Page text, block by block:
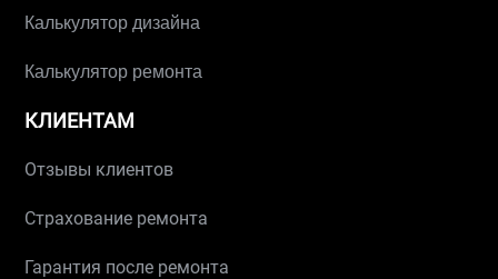
Калькулятор дизайна
Калькулятор ремонта
КЛИЕНТАМ
Отзывы клиентов
Страхование ремонта
Гарантия после ремонта